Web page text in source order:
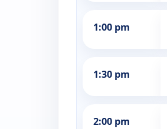
1:00 pm
1:30 pm
2:00 pm